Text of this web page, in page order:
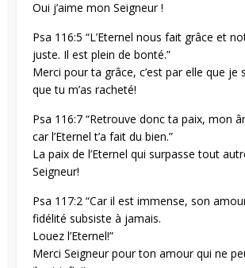
Oui j’aime mon Seigneur !
Psa 116:5 “L’Eternel nous fait grâce et
juste. Il est plein de bonté.”
Merci pour ta grâce, c’est par elle que je
que tu m’as racheté!
Psa 116:7 “Retrouve donc ta paix, mon
car l’Eternel t’a fait du bien.”
La paix de l’Eternel qui surpasse tout
Seigneur!
Psa 117:2 “Car il est immense, son
fidélité subsiste à jamais.
Louez l’Eternel!”
Merci Seigneur pour ton amour qui ne